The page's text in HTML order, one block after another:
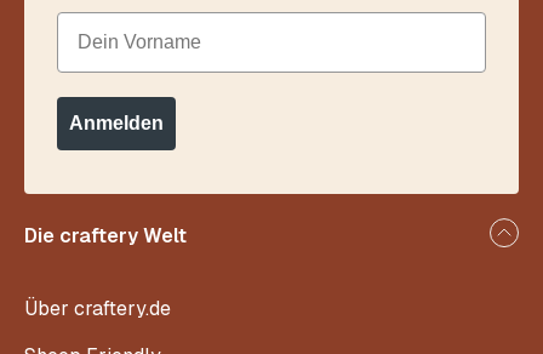
Die craftery Welt
Über craftery.de
Dein Vorname
Anmelden